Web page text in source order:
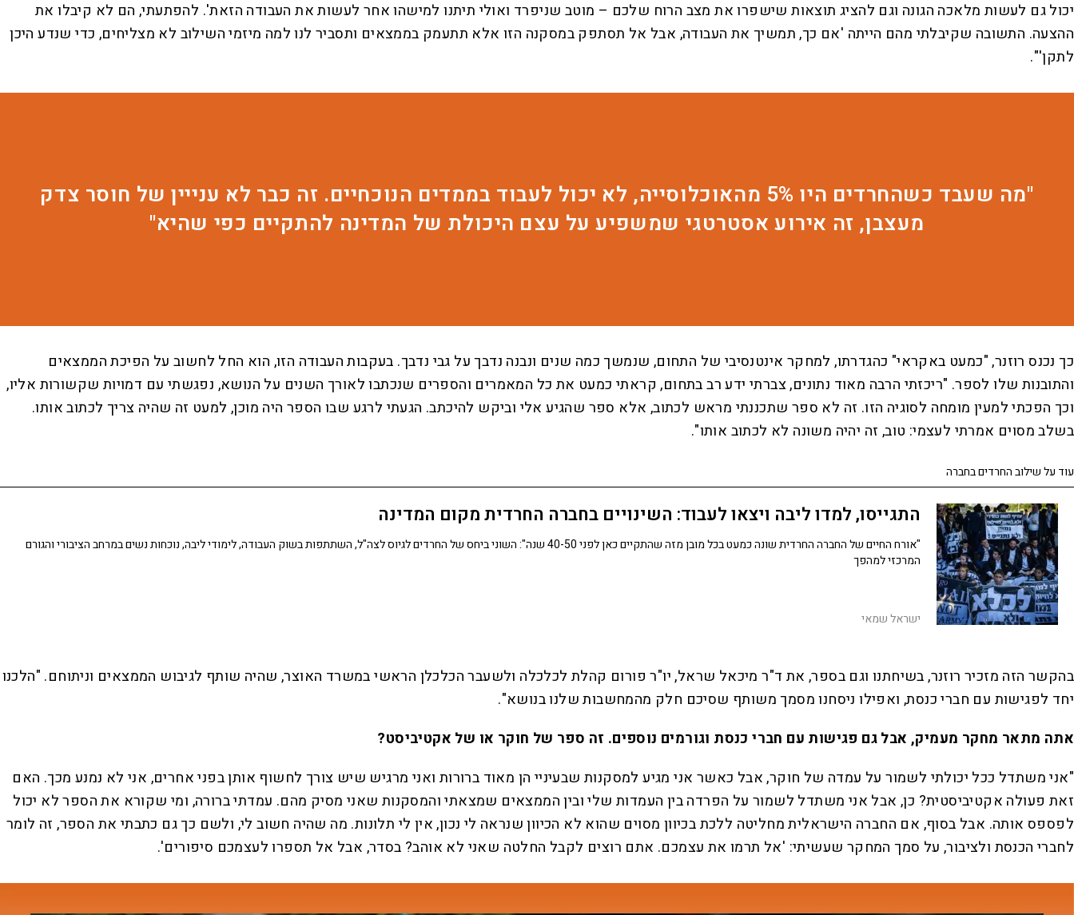
יכול גם לעשות מלאכה הגונה וגם להציג תוצאות שישפרו את מצב הרוח שלכם – מוטב שניפרד ואולי תיתנו למישהו אחר לעשות את העבודה הזאת'. להפתעתי, הם לא קיבלו את
ההצעה. התשובה שקיבלתי מהם הייתה 'אם כך, תמשיך את העבודה, אבל אל תסתפק במסקנה הזו אלא תתעמק בממצאים ותסביר לנו למה מיזמי השילוב לא מצליחים, כדי שנדע היכן
לתקן'".
"מה שעבד כשהחרדים היו 5% מהאוכלוסייה, לא יכול לעבוד בממדים הנוכחיים. זה כבר לא ענייין של חוסר צדק
מעצבן, זה אירוע אסטרטגי שמשפיע על עצם היכולת של המדינה להתקיים כפי שהיא"
כך נכנס רוזנר, "כמעט באקראי" כהגדרתו, למחקר אינטנסיבי של התחום, שנמשך כמה שנים ונבנה נדבך על גבי נדבך. בעקבות העבודה הזו, הוא החל לחשוב על הפיכת הממצאים
והתובנות שלו לספר. "ריכזתי הרבה מאוד נתונים, צברתי ידע רב בתחום, קראתי כמעט את כל המאמרים והספרים שנכתבו לאורך השנים על הנושא, נפגשתי עם דמויות שקשורות אליו,
וכך הפכתי למעין מומחה לסוגיה הזו. זה לא ספר שתכננתי מראש לכתוב, אלא ספר שהגיע אלי וביקש להיכתב. הגעתי לרגע שבו הספר היה מוכן, למעט זה שהיה צריך לכתוב אותו.
בשלב מסוים אמרתי לעצמי: טוב, זה יהיה משונה לא לכתוב אותו".
עוד על שילוב החרדים בחברה
התגייסו, למדו ליבה ויצאו לעבוד: השינויים בחברה החרדית מקום המדינה
"אורח החיים של החברה החרדית שונה כמעט בכל מובן מזה שהתקיים כאן לפני 40-50 שנה": השוני ביחס של החרדים לגיוס לצה"ל, השתתפות בשוק העבודה, לימודי ליבה, נוכחות נשים במרחב הציבורי והגורם
המרכזי למהפך
ישראל שמאי
בהקשר הזה מזכיר רוזנר, בשיחתנו וגם בספר, את ד"ר מיכאל שראל, יו"ר פורום קהלת לכלכלה ולשעבר הכלכלן הראשי במשרד האוצר, שהיה שותף לגיבוש הממצאים וניתוחם. "הלכנו
יחד לפגישות עם חברי כנסת, ואפילו ניסחנו מסמך משותף שסיכם חלק מהמחשבות שלנו בנושא".
אתה מתאר מחקר מעמיק, אבל גם פגישות עם חברי כנסת וגורמים נוספים. זה ספר של חוקר או של אקטיביסט?
"אני משתדל ככל יכולתי לשמור על עמדה של חוקר, אבל כאשר אני מגיע למסקנות שבעיניי הן מאוד ברורות ואני מרגיש שיש צורך לחשוף אותן בפני אחרים, אני לא נמנע מכך. האם
זאת פעולה אקטיביסטית? כן, אבל אני משתדל לשמור על הפרדה בין העמדות שלי ובין הממצאים שמצאתי והמסקנות שאני מסיק מהם. עמדתי ברורה, ומי שקורא את הספר לא יכול
לפספס אותה. אבל בסוף, אם החברה הישראלית מחליטה ללכת בכיוון מסוים שהוא לא הכיוון שנראה לי נכון, אין לי תלונות. מה שהיה חשוב לי, ולשם כך גם כתבתי את הספר, זה לומר
לחברי הכנסת ולציבור, על סמך המחקר שעשיתי: 'אל תרמו את עצמכם. אתם רוצים לקבל החלטה שאני לא אוהב? בסדר, אבל אל תספרו לעצמכם סיפורים'.